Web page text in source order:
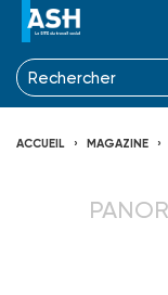
ACCUEIL MAGAZINE